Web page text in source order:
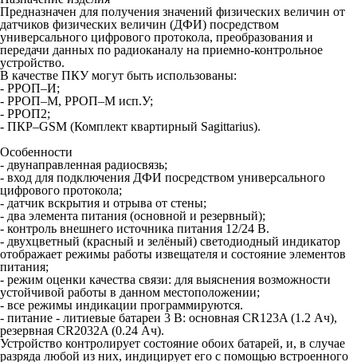
Предназначен для получения значений физических величин от
датчиков физических величин (ДФИ) посредством
универсального цифрового протокола, преобразования и
передачи данных по радиоканалу на приемно-контрольное
устройство.
В качестве ПКУ могут быть использованы:
- РРОП–И;
- РРОП–М, РРОП–М исп.У;
- РРОП2;
- ПКР–GSM (Комплект квартирный Sagittarius).
Особенности
- двунаправленная радиосвязь;
- вход для подключения ДФИ посредством универсального
цифрового протокола;
- датчик вскрытия и отрыва от стены;
- два элемента питания (основной и резервный);
- контроль внешнего источника питания 12/24 В.
- двухцветный (красный и зелёный) светодиодный индикатор
отображает режимы работы извещателя и состояние элементов
питания;
- режим оценки качества связи: для выяснения возможности
устойчивой работы в данном местоположении;
- все режимы индикации программируются.
- питание - литиевые батареи 3 В: основная CR123A (1.2 Ач),
резервная CR2032A (0.24 Ач).
Устройство контролирует состояние обоих батарей, и, в случае
разряда любой из них, индицирует его с помощью встроенного